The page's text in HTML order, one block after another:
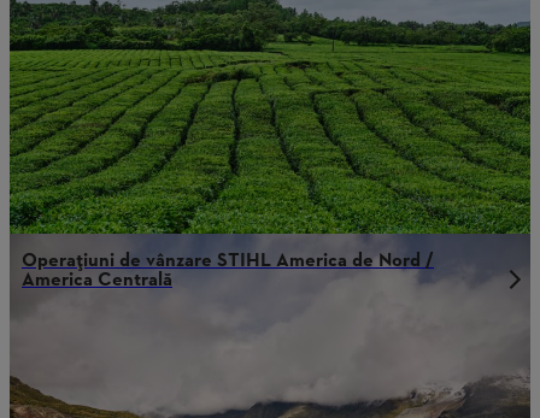
Operațiuni de vânzare STIHL America de Nord /
America Centrală